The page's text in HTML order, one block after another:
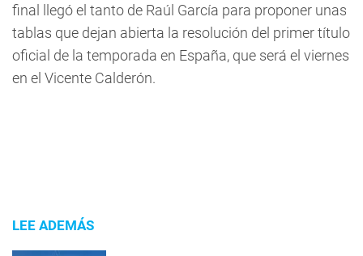
final llegó el tanto de Raúl García para proponer unas
tablas que dejan abierta la resolución del primer título
oficial de la temporada en España, que será el viernes
en el Vicente Calderón.
LEE ADEMÁS